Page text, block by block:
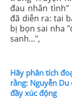
đau nhân tình"
đã diễn ra: tai
bị bọn sai nha
sanh...",
Hãy phân tích
rằng: Nguyễn
đầy xúc động